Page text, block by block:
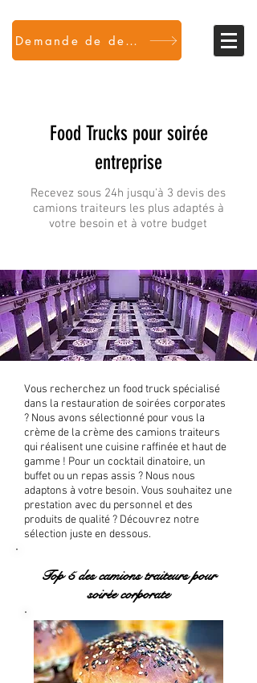
Demande de devis
Food Trucks pour soirée
entreprise
Recevez sous 24h jusqu'à 3 devis des
camions traiteurs les plus adaptés à
votre besoin et à votre budget
Vous recherchez un food truck spécialisé
dans la restauration de soirées corporates
? Nous avons sélectionné pour vous la
crème de la crème des camions traiteurs
qui réalisent une cuisine raffinée et haut de
gamme ! Pour un cocktail dinatoire, un
buffet ou un repas assis ? Nous nous
adaptons à votre besoin. Vous souhaitez une
prestation avec du personnel et des
produits de qualité ? Découvrez notre
sélection juste en dessous.
Top 5 des camions traiteurs pour
soirée corporate